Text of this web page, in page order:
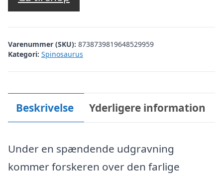
var:
kr. 549,00.kr. 458,00.
Varenummer (SKU): 8738739819648529959
Kategori: Spinosaurus
Beskrivelse Yderligere information
Under en spændende udgravning
kommer forskeren over den farlige